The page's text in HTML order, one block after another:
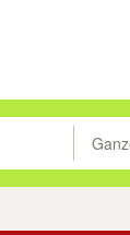
Suche